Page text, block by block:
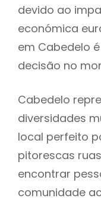
devido ao
económica
em Cabedelo
decisão no
Cabedelo
diversidades
local perfeito
pitorescas
encontrar
comunidade